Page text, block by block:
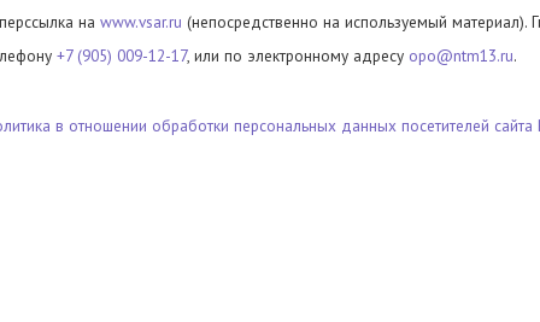
на www.vsar.ru (непосредственно на используемый материал).
+7 (905) 009-12-17, или по электронному адресу opo@ntm13.ru.
в отношении обработки персональных данных посетителей